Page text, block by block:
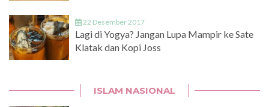
22 Desember 2017
Lagi di Yogya? Jangan Lupa Mampir ke Sate
Klatak dan Kopi Joss
ISLAM NASIONAL